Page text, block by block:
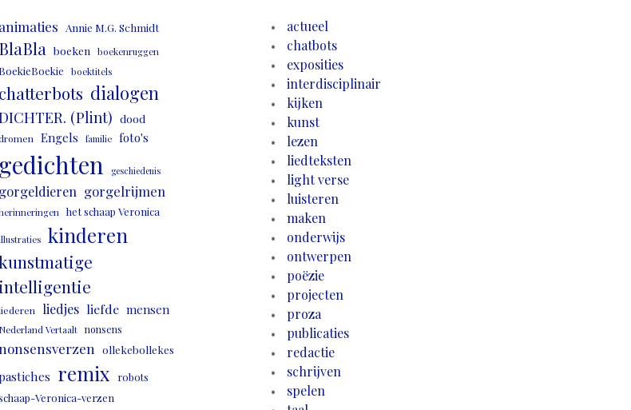
animaties Annie M.G. Schmidt
BlaBla boeken boekenruggen
BoekieBoekie boektitels
chatterbots dialogen
(Plint) dood
Engels familie foto's
gedichten geschiedenis
gorgeldieren gorgelrijmen
het schaap Veronica
kinderen
intelligentie
liedjes liefde mensen
Nederland Vertaalt nonsens
ollekebollekes
remix
robots
Veronica-verzen
actueel
chatbots
exposities
interdisciplinair
kijken
kunst
lezen
liedteksten
light verse
luisteren
maken
onderwijs
ontwerpen
poëzie
projecten
proza
publicaties
redactie
schrijven
spelen